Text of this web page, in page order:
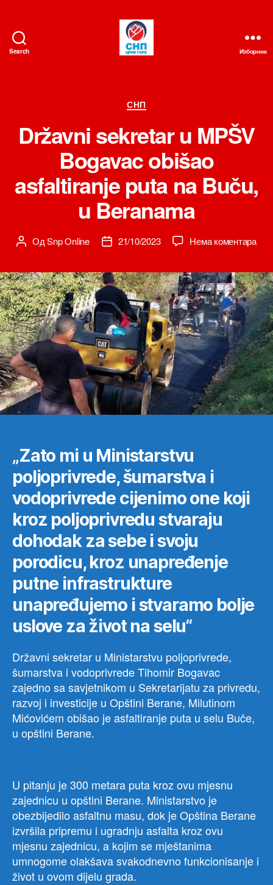
Search Изборник
Категорије
СНП
Državni sekretar u MPŠV
Bogavac obišao
asfaltiranje puta na Buču,
u Beranama
Аутор
ОдSnp Online
Датум21/10/2023 Нема коментарана
u
puta
na
u
„Zato mi u Ministarstvu
poljoprivrede, šumarstva i
vodoprivrede cijenimo one koji
kroz poljoprivredu stvaraju
dohodak za sebe i svoju
porodicu, kroz unapređenje
putne infrastrukture
unapređujemo i stvaramo bolje
uslove za život na selu“
Državni sekretar u Ministarstvu poljoprivrede,
šumarstva i vodoprivrede Tihomir Bogavac
zajedno sa savjetnikom u Sekretarijatu za privredu,
razvoj i investicije u Opštini Berane, Milutinom
Mićovićem obišao je asfaltiranje puta u selu Buče,
u opštini Berane.
U pitanju je 300 metara puta kroz ovu mjesnu
zajednicu u opštini Berane. Ministarstvo je
obezbijedilo asfaltnu masu, dok je Opština Berane
izvršila pripremu i ugradnju asfalta kroz ovu
mjesnu zajednicu, a kojim se mještanima
umnogome olakšava svakodnevno funkcionisanje i
život u ovom dijelu grada.